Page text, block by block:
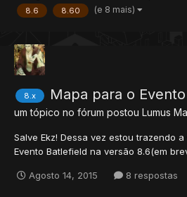
8.6 8.60 (e 8 mais)
8.x Mapa para o
um tópico no fórum postou Lumus
Salve Ekz! Dessa vez estou trazendo
Evento Batlefield na versão 8.6(em
10.x+) Todas as informações estão
arquivo .txt dentro da pasta. Imagens
Agosto 14, 2015 8 respostas